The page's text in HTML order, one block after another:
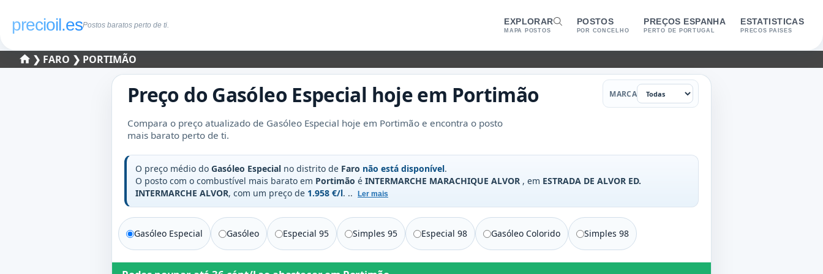
precioil.esPostos baratos perto de ti. EXPLORAR
MAPA POSTOS
POSTOS
POR CONCELHO
PREÇOS ESPANHA
PERTO DE PORTUGAL
ESTATISTICAS
PRECOS PAISES
❯ FARO ❯ PORTIMÃO
Preço doGasóleo Especial hoje em Portimão
Compara o preço atualizado de Gasóleo Especial hoje em Portimão e encontra o posto
mais barato perto de ti.
Marca
MARCA
O preço médio do Gasóleo Especial no distrito de Faro não está disponível.
O posto com o combustível mais barato em Portimão é INTERMARCHE MARACHIQUE ALVOR , em ESTRADA DE ALVOR ED.
INTERMARCHE ALVOR, com um preço de 1.958 €/l. .. Ler mais
Gasóleo Especial Gasóleo Especial 95 Simples 95 Especial 98 Gasóleo Colorido Simples 98